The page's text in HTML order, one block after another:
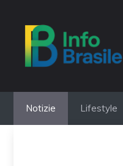
contenuto
Notizie Lifestyle